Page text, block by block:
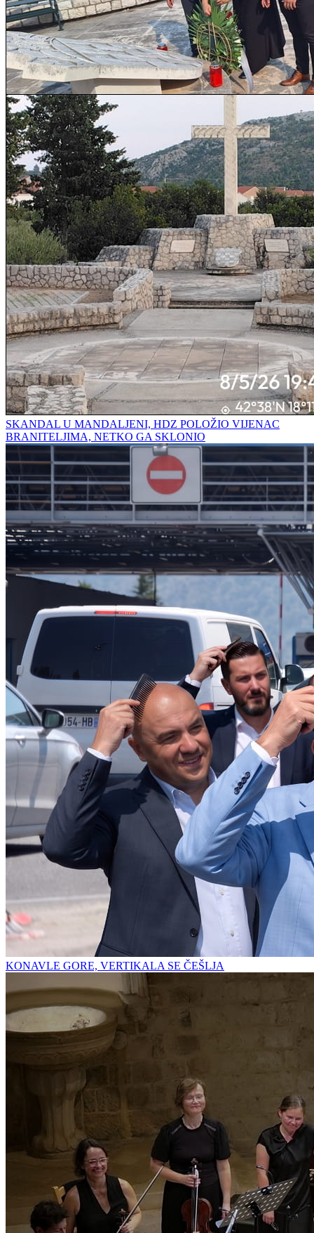
SKANDAL U MANDALJENI, HDZ POLOŽIO VIJENAC
BRANITELJIMA, NETKO GA SKLONIO
KONAVLE GORE, VERTIKALA SE ČEŠLJA